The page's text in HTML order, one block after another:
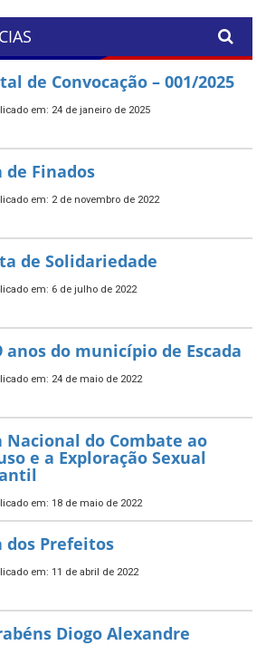
de Convocação – 001/2025
em: 24 de janeiro de 2025
de Finados
em: 2 de novembro de 2022
de Solidariedade
em: 6 de julho de 2022
anos do município de Escada
em: 24 de maio de 2022
Nacional do Combate ao
e a Exploração Sexual
em: 18 de maio de 2022
dos Prefeitos
em: 11 de abril de 2022
Diogo Alexandre